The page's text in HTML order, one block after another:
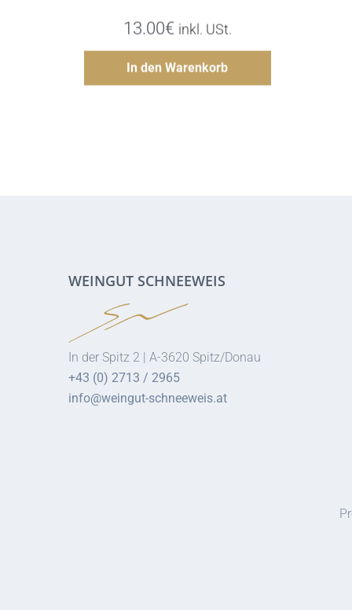
13.00€ inkl. USt.
In den Warenkorb
Hinzufügen
WEINGUT SCHNEEWEIS
In der Spitz 2 | A-3620 Spitz/Donau
+43 (0) 2713 / 2965
info@weingut-schneeweis.at